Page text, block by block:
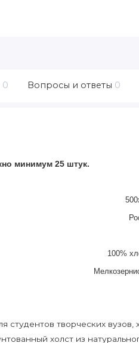
0 Вопросы и ответы 0
минимум 25 штук.
100%
студентов творческих
холст из